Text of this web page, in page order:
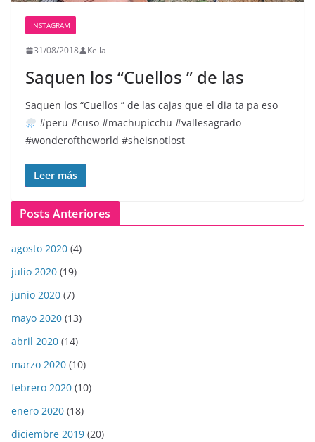
INSTAGRAM
31/08/2018 Keila
Saquen los “Cuellos ” de las
Saquen los “Cuellos ” de las cajas que el dia ta pa eso
#peru #cuso #machupicchu #vallesagrado
#wonderoftheworld #sheisnotlost
Leer más
Posts Anteriores
agosto 2020 (4)
julio 2020 (19)
junio 2020 (7)
mayo 2020 (13)
abril 2020 (14)
marzo 2020 (10)
febrero 2020 (10)
enero 2020 (18)
diciembre 2019 (20)